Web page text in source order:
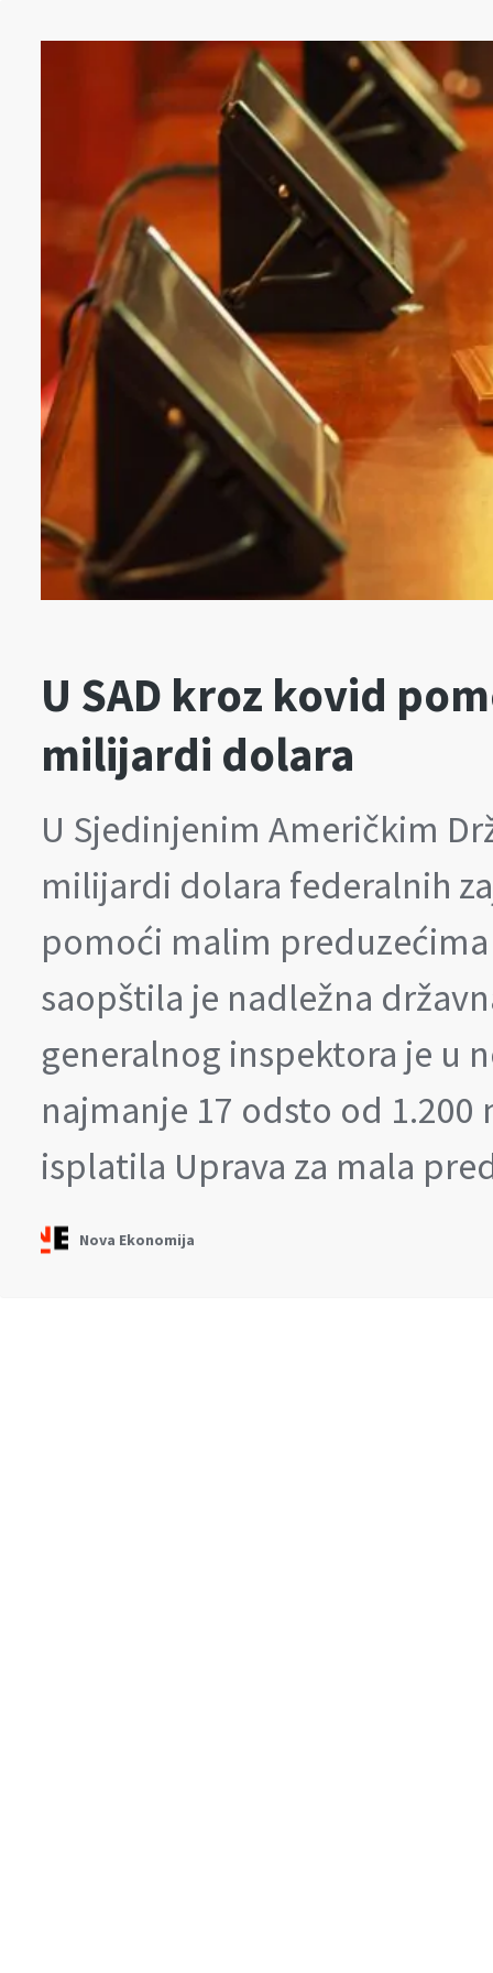
U SAD kroz kovid
milijardi dolara
U Sjedinjenim Američkim
milijardi dolara federalnih
pomoći malim
saopštila je nadležna
generalnog inspektora je u
najmanje 17 odsto od
isplatila Uprava za mala
Nova Ekonomija